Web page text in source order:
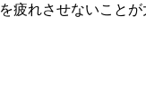
れさせないこと